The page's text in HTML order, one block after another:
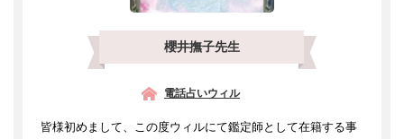
櫻井撫子先生
電話占いウィル
皆様初めまして、この度ウィルにて鑑定師として在籍する事